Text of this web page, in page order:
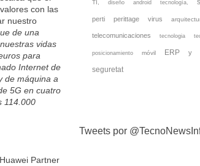
con las
nuestro
de una
vidas
para
Internet de
de máquina a
5G en cuatro
114.000
Partner
TI, diseño android tecnología,
perti perittage virus
telecomunicaciones tecnologia
posicionamiento móvil ERP y
seguretat
Tweets por